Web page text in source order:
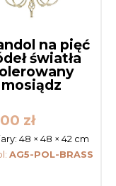
na pięć
światła
mosiądz
zł
48 × 48 × 42 cm
AG5-POL-BRASS